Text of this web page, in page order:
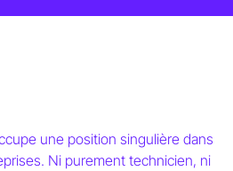
une position singulière dans
Ni purement technicien, ni